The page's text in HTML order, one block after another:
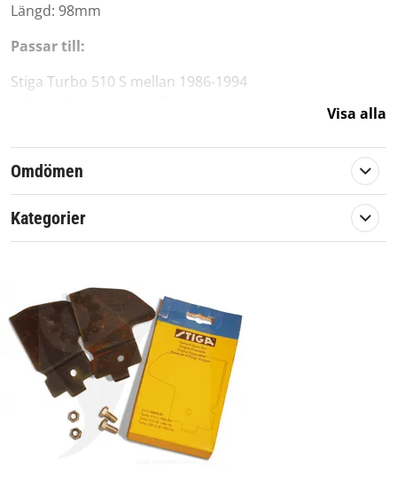
Längd: 98mm
Passar till:
Stiga Turbo 510 S mellan 1986-1994
Originalreservdel ifrån Stiga.
Visa alla
Omdömen
Kategorier